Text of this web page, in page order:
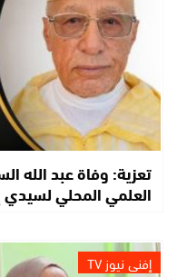
تعزية: وفاة عبد الله
العلمي المحلي
إفني نيوز TV